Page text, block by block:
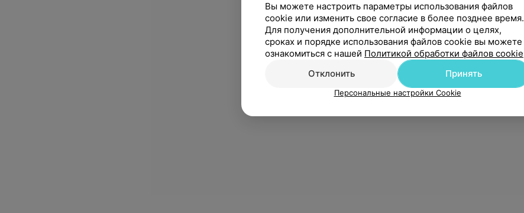
Вы можете настроить параметры использования файлов
cookie или изменить свое согласие в более позднее время.
Для получения дополнительной информации о целях,
сроках и порядке использования файлов cookie вы можете
ознакомиться с нашей Политикой обработки файлов cookie
Отклонить
Принять
Персональные настройки Cookie